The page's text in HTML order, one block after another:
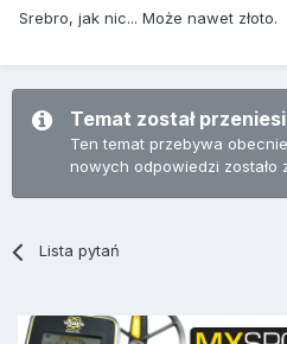
Srebro, jak nic... Może nawet złoto.
Temat został
Ten temat przebywa
nowych odpowiedzi zostało
Lista pytań